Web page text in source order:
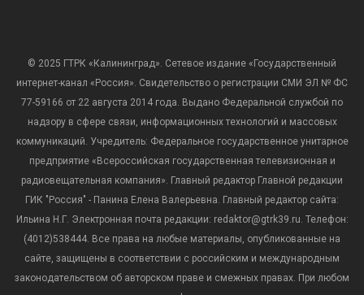
© 2025 ГТРК «Калининград». Сетевое издание «Государственный
интернет-канал «Россия». Свидетельство о регистрации СМИ ЭЛ № ФС
77-59166 от 22 августа 2014 года. Выдано Федеральной службой по
надзору в сфере связи, информационных технологий и массовых
коммуникаций. Учредитель: Федеральное государственное унитарное
предприятие «Всероссийская государственная телевизионная и
радиовещательная компания». Главный редактор Главной редакции
ГИК "Россия" - Панина Елена Валерьевна. Главный редактор сайта:
Ильина Н.Г. Электронная почта редакции: redaktor@gtrk39.ru. Телефон:
(4012)538444. Все права на любые материалы, опубликованные на
сайте, защищены в соответствии с российским и международным
законодательством об авторском праве и смежных правах. При любом